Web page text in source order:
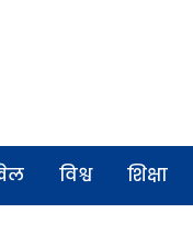
विश्व शिक्षा